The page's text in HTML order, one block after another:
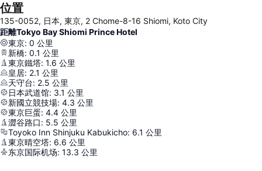
位置
135-0052, 日本, 東京, 2 Chome-8-16 Shiomi, Koto City
距離Tokyo Bay Shiomi Prince Hotel
東京: 0 公里
新橋: 0.1 公里
東京鐵塔: 1.6 公里
皇居: 2.1 公里
天守台: 2.5 公里
日本武道馆: 3.1 公里
新國立競技場: 4.3 公里
東京巨蛋: 4.4 公里
澀谷路口: 5.5 公里
Toyoko Inn Shinjuku Kabukicho: 6.1 公里
東京晴空塔: 6.6 公里
东京国际机场: 13.3 公里